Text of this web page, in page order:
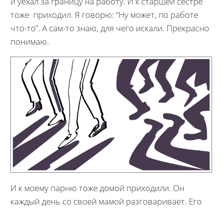
тоже приходил. Я говорю: “Ну может, по работе
что-то”. А сам-то знаю, для чего искали. Прекрасно
понимаю.
И к моему парню тоже домой приходили. Он
каждый день со своей мамой разговаривает. Его